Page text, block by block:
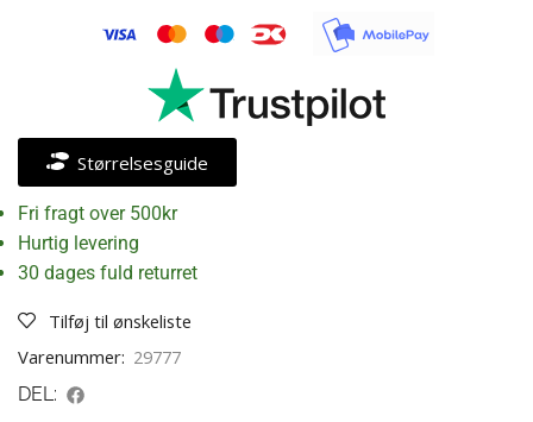
Størrelsesguide
Fri fragt over 500kr
Hurtig levering
30 dages fuld returret
Tilføj til ønskeliste
Varenummer: 29777
DEL: